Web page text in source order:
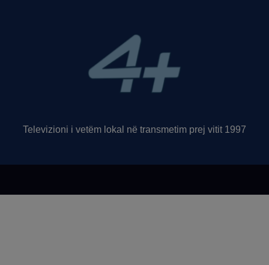
Televizioni i vetëm lokal në transmetim prej vitit 1997